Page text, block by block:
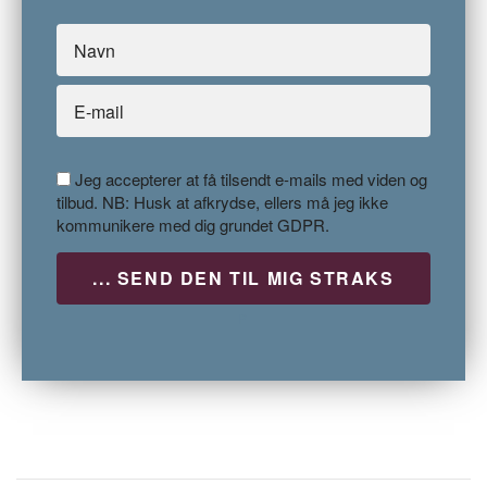
Jeg accepterer at få tilsendt e-mails med viden og
tilbud. NB: Husk at afkrydse, ellers må jeg ikke
kommunikere med dig grundet GDPR.